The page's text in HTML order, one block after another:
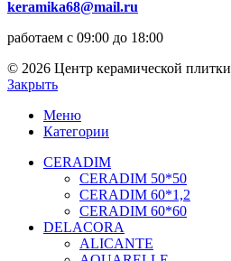
keramika68@mail.ru
работаем с 09:00 до 18:00
© 2026 Центр керамической плитки
Закрыть
Меню
Категории
CERADIM
CERADIM 50*50
CERADIM 60*1,2
CERADIM 60*60
DELACORA
ALICANTE